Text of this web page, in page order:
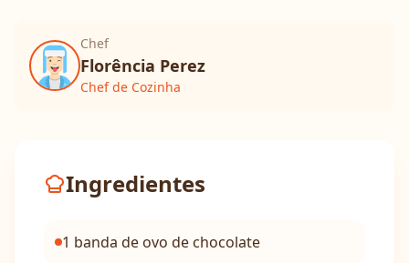
Chef
Florência Perez
Chef de Cozinha
Ingredientes
1 banda de ovo de chocolate